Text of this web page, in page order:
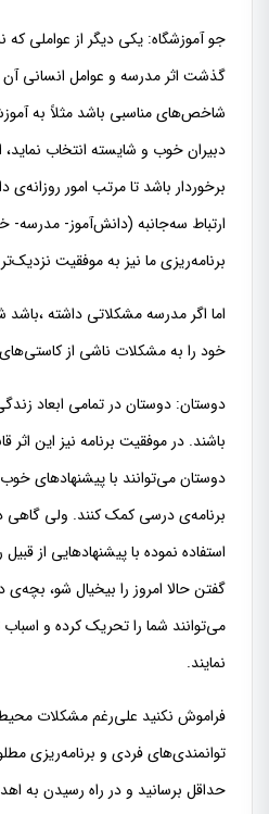
جو آموزشگاه: یکی دیگر از عواملی که
گذشت اثر مدرسه و عوامل انسانی
شاخص‌های مناسبی باشد مثلاً به
دبیران خوب و شایسته انتخاب نماید،
برخوردار باشد تا مرتب امور
ارتباط سه‌جانبه (دانش‌آموز- مدرسه-
برنامه‌ریزی ما نیز به موفقیت
اما اگر مدرسه مشکلاتی داشته
خود را به مشکلات ناشی از
دوستان: دوستان در تمامی ابعاد
باشند. در موفقیت برنامه نیز این
دوستان می‌توانند با پیشنهادهای
برنامه‌ی درسی کمک کنند. ولی گاهی
استفاده نموده با پیشنهادهایی از
گفتن حالا امروز را بیخیال شو،
می‌توانند شما را تحریک کرده و اسباب
نمایند.
فراموش نکنید علی‌رغم مشكلات
توانمندی‌های فردی و برنامه‌ریزی
حداقل برسانید و در راه رسیدن به